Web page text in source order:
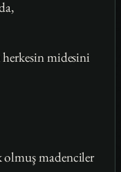
herkesin midesini
olmuş madenciler